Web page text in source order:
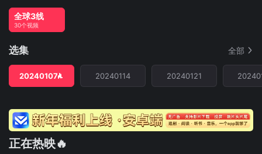
全球3线
30个视频
选集 全部
20240107 20240114 20240121
正在热映🔥